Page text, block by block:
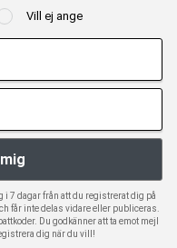
Vill ej ange
7 dagar från att du registrerat dig på
får inte delas vidare eller publiceras.
Du godkänner att ta emot mejl
dig när du vill!